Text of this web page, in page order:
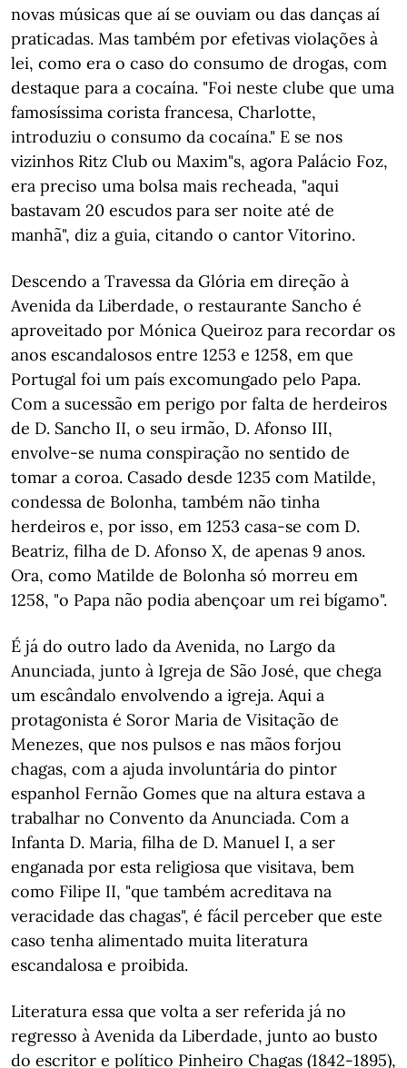
novas músicas que aí se ouviam ou das danças aí
praticadas. Mas também por efetivas violações à
lei, como era o caso do consumo de drogas, com
destaque para a cocaína. "Foi neste clube que uma
famosíssima corista francesa, Charlotte,
introduziu o consumo da cocaína." E se nos
vizinhos Ritz Club ou Maxim"s, agora Palácio Foz,
era preciso uma bolsa mais recheada, "aqui
bastavam 20 escudos para ser noite até de
manhã", diz a guia, citando o cantor Vitorino.
Descendo a Travessa da Glória em direção à
Avenida da Liberdade, o restaurante Sancho é
aproveitado por Mónica Queiroz para recordar os
anos escandalosos entre 1253 e 1258, em que
Portugal foi um país excomungado pelo Papa.
Com a sucessão em perigo por falta de herdeiros
de D. Sancho II, o seu irmão, D. Afonso III,
envolve-se numa conspiração no sentido de
tomar a coroa. Casado desde 1235 com Matilde,
condessa de Bolonha, também não tinha
herdeiros e, por isso, em 1253 casa-se com D.
Beatriz, filha de D. Afonso X, de apenas 9 anos.
Ora, como Matilde de Bolonha só morreu em
1258, "o Papa não podia abençoar um rei bígamo".
É já do outro lado da Avenida, no Largo da
Anunciada, junto à Igreja de São José, que chega
um escândalo envolvendo a igreja. Aqui a
protagonista é Soror Maria de Visitação de
Menezes, que nos pulsos e nas mãos forjou
chagas, com a ajuda involuntária do pintor
espanhol Fernão Gomes que na altura estava a
trabalhar no Convento da Anunciada. Com a
Infanta D. Maria, filha de D. Manuel I, a ser
enganada por esta religiosa que visitava, bem
como Filipe II, "que também acreditava na
veracidade das chagas", é fácil perceber que este
caso tenha alimentado muita literatura
escandalosa e proibida.
Literatura essa que volta a ser referida já no
regresso à Avenida da Liberdade, junto ao busto
do escritor e político Pinheiro Chagas (1842-1895),